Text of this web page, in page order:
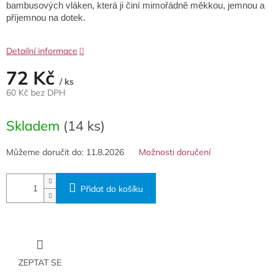
72 Kč / ks
60 Kč bez DPH
cena:
Skladem (14 ks)
Můžeme doručit do: 11.8.2026 Možnosti doručení
Přidat do košíku
bambusových vláken, která ji činí mimořádně měkkou, jemnou a
příjemnou na dotek.
Detailní informace
ZEPTAT SE